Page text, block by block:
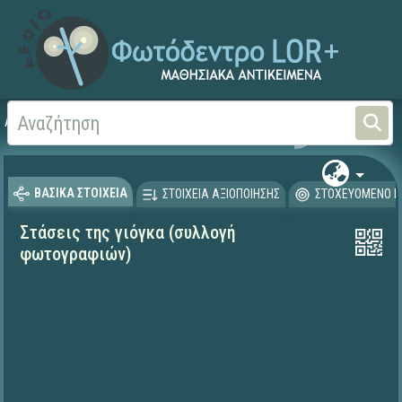
Αρχική Άλλες
ΒΑΣΙΚΑ ΣΤΟΙΧΕΙΑ ΣΤΟΙΧΕΙΑ ΑΞΙΟΠΟΙΗΣΗΣ ΣΤΟΧΕΥΟΜΕΝΟ
Στάσεις της γιόγκα (συλλογή
φωτογραφιών)